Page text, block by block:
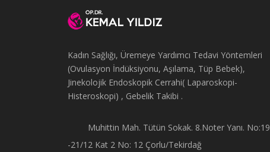
Kadın Sağlığı, Üremeye Yardımcı Tedavi Yöntemleri
(Ovulasyon İndüksiyonu, Aşılama, Tüp Bebek),
Jinekolojik Endoskopik Cerrahi( Laparoskopi-
Histeroskopi) , Gebelik Takibi .
Muhittin Mah. Tütün Sokak. 8.Noter Yanı. No:19
-21/12 Kat 2 No: 12 Çorlu/Tekirdağ